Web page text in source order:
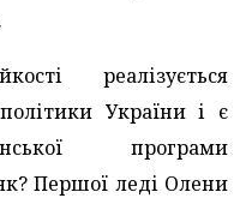
реалізується
політики України і є
програми
Першої леді Олени